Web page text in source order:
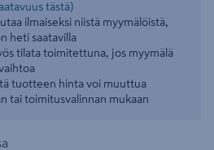
tästä)
ilmaiseksi niistä myymälöistä,
heti saatavilla
tilata toimitettuna, jos myymälä
tuotteen hinta voi muuttua
tai toimitusvalinnan mukaan